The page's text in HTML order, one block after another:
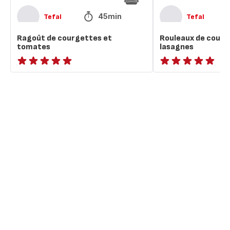
Tefal 45min
Ragoût de courgettes et
tomates
ratings.NaN
Tefal
Rouleaux de
lasagnes
ratings.NaN